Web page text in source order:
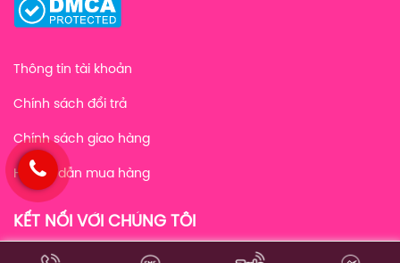
Thông tin tài khoản
Chính sách đổi trả
Chính sách giao hàng
Hướng dẫn mua hàng
KẾT NỐI VỚI CHÚNG TÔI